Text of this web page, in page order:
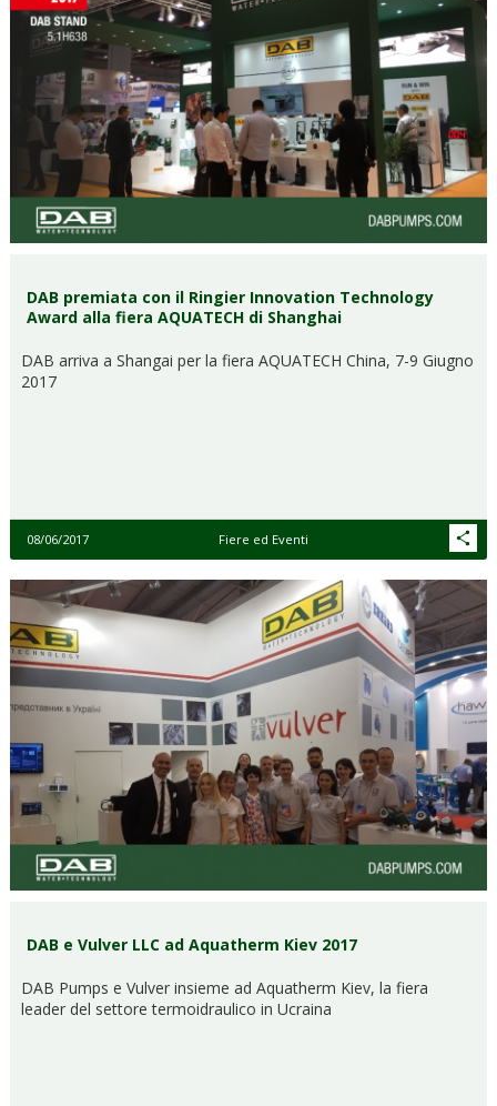
DAB premiata con il Ringier Innovation Technology
Award alla fiera AQUATECH di Shanghai
DAB arriva a Shangai per la fiera AQUATECH China, 7-9 Giugno
2017
08/06/2017 Fiere ed Eventi
DAB e Vulver LLC ad Aquatherm Kiev 2017
DAB Pumps e Vulver insieme ad Aquatherm Kiev, la fiera
leader del settore termoidraulico in Ucraina